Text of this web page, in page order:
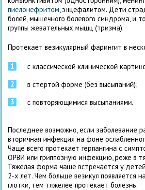
пиелонефритом, энцефалитом. Дети
болей, мышечного болевого синдрома, и
группы жевательных мышц (тризма).
Протекает везикулярный фарингит в
с классической клинической
в стертой форме (без высыпаний);
с повторяющимися высыпаниями.
Последнее возможно, если заболевание
вторичная инфекция на фоне
Чаще всего протекает герпангина с
ОРВИ или гриппозную инфекцию, реже в
Тяжелая форма чаще встречается у
2-х лет. Чем больше везикул появляется
глотки, тем тяжелее протекает болезнь.